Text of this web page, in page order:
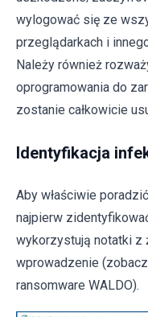
wylogować się ze
przeglądarkach i
Należy również
oprogramowania do
zostanie całkowicie
Identyfikacja
Aby właściwie
najpierw
wykorzystują notatki z
wprowadzenie
ransomware WALDO).